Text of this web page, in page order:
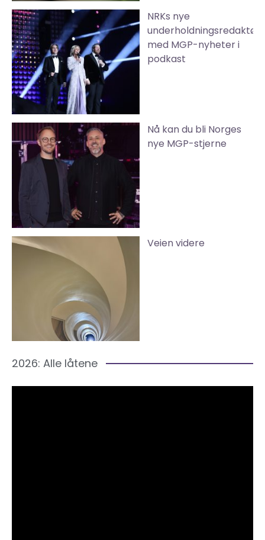
NRKs nye
underholdningsredaktør
med MGP-nyheter i
podkast
Nå kan du bli Norges
nye MGP-stjerne
Veien videre
2026: Alle låtene